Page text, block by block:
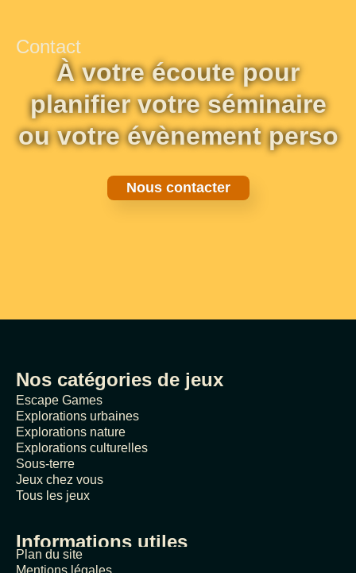
Contact
À votre écoute pour
planifier votre séminaire
ou votre évènement perso
Nous contacter
Nos catégories de jeux
Escape Games
Explorations urbaines
Explorations nature
Explorations culturelles
Sous-terre
Jeux chez vous
Tous les jeux
Informations utiles
Plan du site